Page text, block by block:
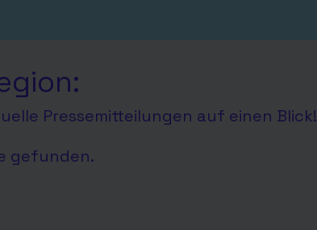
Pressemitteilungen auf einen Blick!
gefunden.